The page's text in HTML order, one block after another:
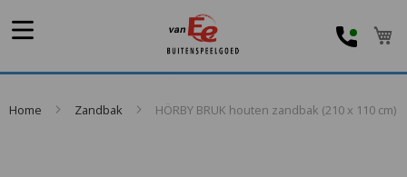
Home Zandbak HÖRBY BRUK houten zandbak (210 x 110 cm)